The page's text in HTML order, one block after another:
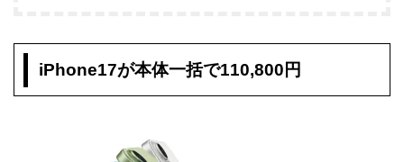
iPhone17が本体一括で110,800円